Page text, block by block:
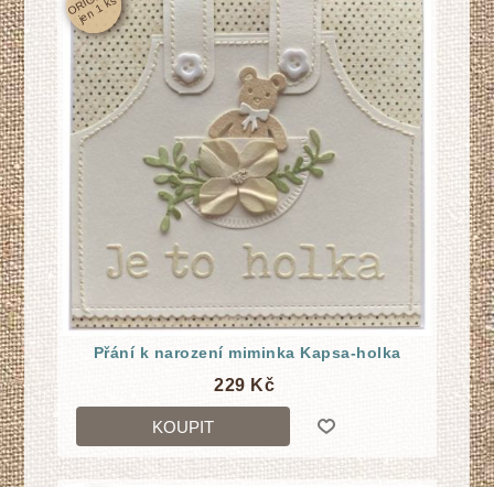
s
Přání k narození miminka Kapsa-holka
229 Kč
KOUPIT